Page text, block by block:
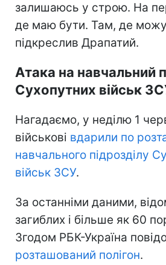
залишаюсь у строю. На
де маю бути. Там, де
підкреслив Драпатий.
Атака на навчальний
Сухопутних військ
Нагадаємо, у неділю 1
військові вдарили по
навчального підрозділу
військ ЗСУ.
За останніми даними,
загиблих і більше як 60
Згодом РБК-Україна
розташований полігон.